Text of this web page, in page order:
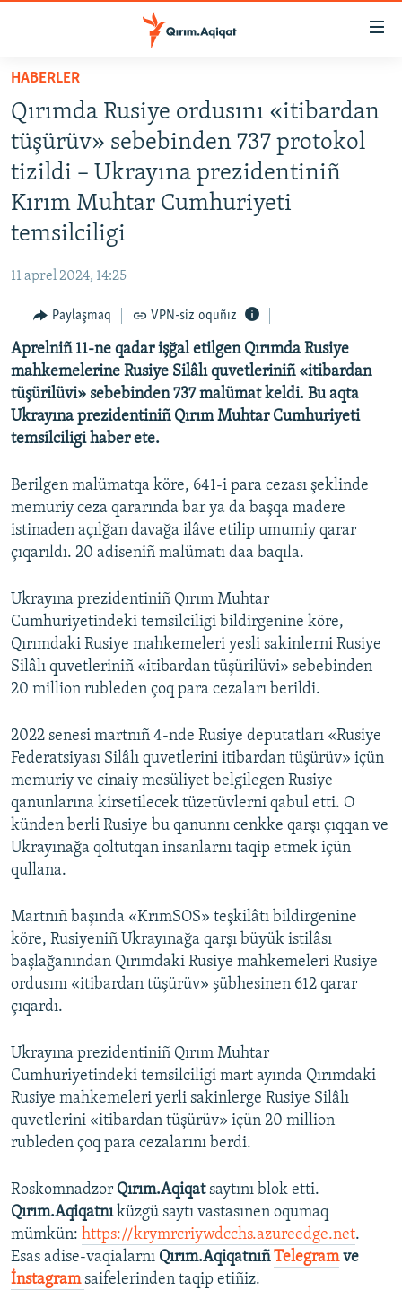
Esas
qaytmaq
Baş
navigatsiyağa
qaytmaq
Qıdıruvğa
qaytmaq
HABERLER
SİYASET
İQTİSADİYAT
CEMİYET
MEDENİYET
VİDEO
SÜRET
BLOGLAR
FİKİR
Русский
QOŞULIÑIZ!
RFE/RS bütün saytları
HABERLER
Qırımda Rusiye ordusını «itibardan
tüşürüv» sebebinden 737 protokol
tizildi – Ukrayına prezidentiniñ
Kırım Muhtar Cumhuriyeti
temsilciligi
11 aprel 2024, 14:25
Paylaşmaq VPN-siz oquñız
Aprelniñ 11-ne qadar işğal etilgen Qırımda Rusiye
mahkemelerine Rusiye Silâlı quvetleriniñ «itibardan
tüşürilüvi» sebebinden 737 malümat keldi. Bu aqta
Ukrayına prezidentiniñ Qırım Muhtar Cumhuriyeti
temsilciligi haber ete.
Berilgen malümatqa köre, 641-i para cezası şeklinde
memuriy ceza qararında bar ya da başqa madere
istinaden açılğan davağa ilâve etilip umumiy qarar
çıqarıldı. 20 adiseniñ malümatı daa baqıla.
Ukrayına prezidentiniñ Qırım Muhtar
Cumhuriyetindeki temsilciligi bildirgenine köre,
Qırımdaki Rusiye mahkemeleri yesli sakinlerni Rusiye
Silâlı quvetleriniñ «itibardan tüşürilüvi» sebebinden
20 million rubleden çoq para cezaları berildi.
2022 senesi martnıñ 4-nde Rusiye deputatları «Rusiye
Federatsiyası Silâlı quvetlerini itibardan tüşürüv» içün
memuriy ve cinaiy mesüliyet belgilegen Rusiye
qanunlarına kirsetilecek tüzetüvlerni qabul etti. O
künden berli Rusiye bu qanunnı cenkke qarşı çıqqan ve
Ukrayınağa qoltutqan insanlarnı taqip etmek içün
qullana.
Martnıñ başında «KrımSOS» teşkilâtı bildirgenine
köre, Rusiyeniñ Ukrayınağa qarşı büyük istilâsı
başlağanından Qırımdaki Rusiye mahkemeleri Rusiye
ordusını «itibardan tüşürüv» şübhesinen 612 qarar
çıqardı.
Ukrayına prezidentiniñ Qırım Muhtar
Cumhuriyetindeki temsilciligi mart ayında Qırımdaki
Rusiye mahkemeleri yerli sakinlerge Rusiye Silâlı
quvetlerini «itibardan tüşürüv» içün 20 million
rubleden çoq para cezalarını berdi.
Roskomnadzor Qırım.Aqiqatsaytını blok etti.
Qırım.Aqiqatnıküzgü saytı vastasınen oqumaq
mümkün: https://krymrcriywdcchs.azureedge.net.
Esas adise-vaqialarnı Qırım.AqiqatnıñTelegramve
İnstagramsaifelerinden taqip etiñiz.